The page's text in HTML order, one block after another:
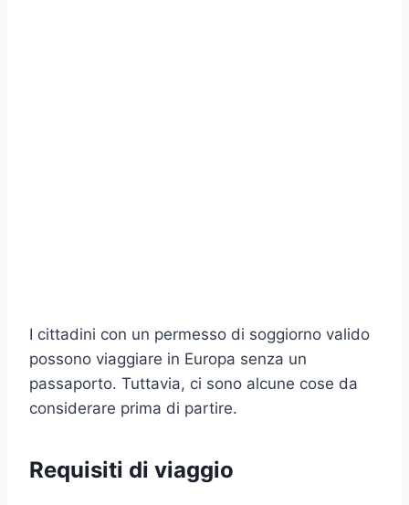
I cittadini con un permesso di soggiorno valido
possono viaggiare in Europa senza un
passaporto. Tuttavia, ci sono alcune cose da
considerare prima di partire.
Requisiti di viaggio